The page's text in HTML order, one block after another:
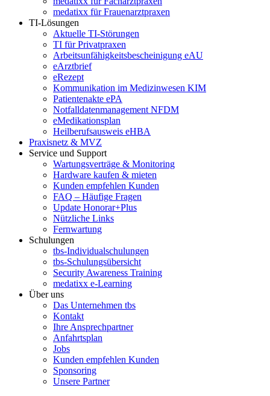
medatixx für Frauenarztpraxen
TI-Lösungen
Aktuelle TI-Störungen
TI für Privatpraxen
Arbeitsunfähigkeitsbescheinigung eAU
eArztbrief
eRezept
Kommunikation im Medizinwesen KIM
Patientenakte ePA
Notfalldatenmanagement NFDM
eMedikationsplan
Heilberufsausweis eHBA
Praxisnetz & MVZ
Service und Support
Wartungsverträge & Monitoring
Hardware kaufen & mieten
Kunden empfehlen Kunden
FAQ – Häufige Fragen
Update Honorar+Plus
Nützliche Links
Fernwartung
Schulungen
tbs-Individualschulungen
tbs-Schulungsübersicht
Security Awareness Training
medatixx e-Learning
Über uns
Das Unternehmen tbs
Kontakt
Ihre Ansprechpartner
Anfahrtsplan
Jobs
Kunden empfehlen Kunden
Sponsoring
Unsere Partner